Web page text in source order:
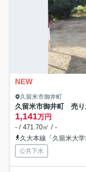
NEW
久留米市御井町
久留米市御井町 売り
1,141万円
- / 471.70㎡ / -
久大本線「久留米大
公共下水